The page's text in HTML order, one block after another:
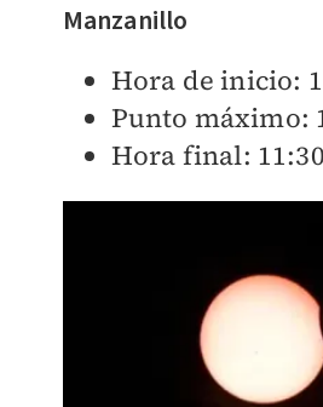
Manzanillo
Hora de inicio:
Punto máximo:
Hora final: 11:30